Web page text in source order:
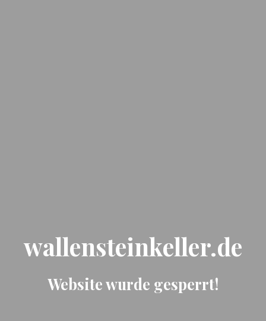
wallensteinkeller.de
Website wurde gesperrt!